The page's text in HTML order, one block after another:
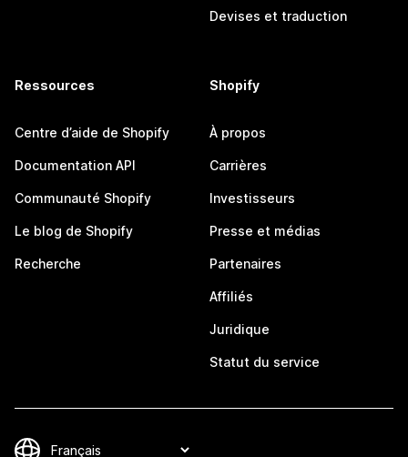
Devises et traduction
Ressources
Centre d’aide de Shopify
Documentation API
Communauté Shopify
Le blog de Shopify
Recherche
Shopify
À propos
Carrières
Investisseurs
Presse et médias
Partenaires
Affiliés
Juridique
Statut du service